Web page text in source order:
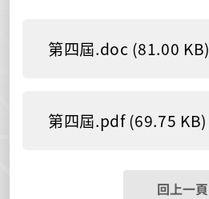
第四屆.doc (81.00 KB)
第四屆.pdf (69.75 KB)
回上一頁